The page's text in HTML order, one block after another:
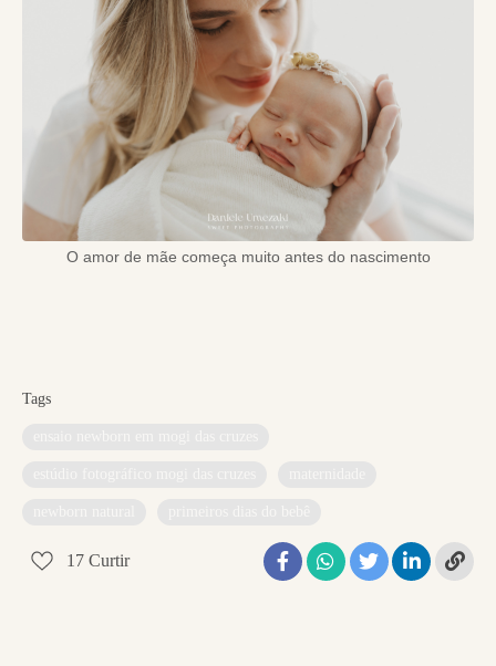
O amor de mãe começa muito antes do nascimento
Tags
17 Curtir